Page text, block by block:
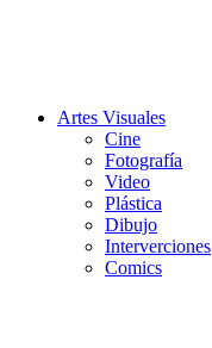
Artes Visuales
Cine
Fotografía
Video
Plástica
Dibujo
Interverciones
Comics